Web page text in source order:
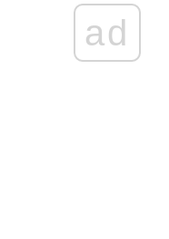
No. 1073 หลากหลา
อารมณ์ (ตะพาบ)
No. 1072 โควิด กับ
ad